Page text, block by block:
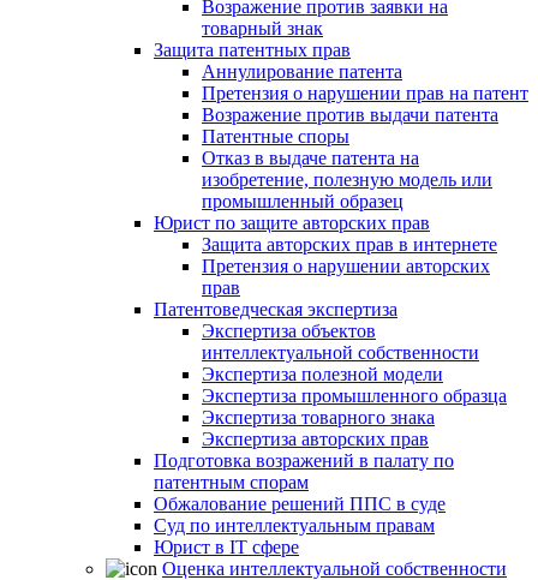
Возражение против заявки на
товарный знак
Защита патентных прав
Аннулирование патента
Претензия о нарушении прав на патент
Возражение против выдачи патента
Патентные споры
Отказ в выдаче патента на
изобретение, полезную модель или
промышленный образец
Юрист по защите авторских прав
Защита авторских прав в интернете
Претензия о нарушении авторских
прав
Патентоведческая экспертиза
Экспертиза объектов
интеллектуальной собственности
Экспертиза полезной модели
Экспертиза промышленного образца
Экспертиза товарного знака
Экспертиза авторских прав
Подготовка возражений в палату по
патентным спорам
Обжалование решений ППС в суде
Суд по интеллектуальным правам
Юрист в IT сфере
Оценка интеллектуальной собственности